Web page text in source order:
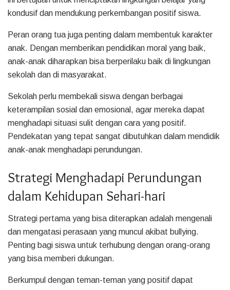
kondusif dan mendukung perkembangan positif siswa.
Peran orang tua juga penting dalam membentuk karakter
anak. Dengan memberikan pendidikan moral yang baik,
anak-anak diharapkan bisa berperilaku baik di lingkungan
sekolah dan di masyarakat.
Sekolah perlu membekali siswa dengan berbagai
keterampilan sosial dan emosional, agar mereka dapat
menghadapi situasi sulit dengan cara yang positif.
Pendekatan yang tepat sangat dibutuhkan dalam mendidik
anak-anak menghadapi perundungan.
Strategi Menghadapi Perundungan
dalam Kehidupan Sehari-hari
Strategi pertama yang bisa diterapkan adalah mengenali
dan mengatasi perasaan yang muncul akibat bullying.
Penting bagi siswa untuk terhubung dengan orang-orang
yang bisa memberi dukungan.
Berkumpul dengan teman-teman yang positif dapat